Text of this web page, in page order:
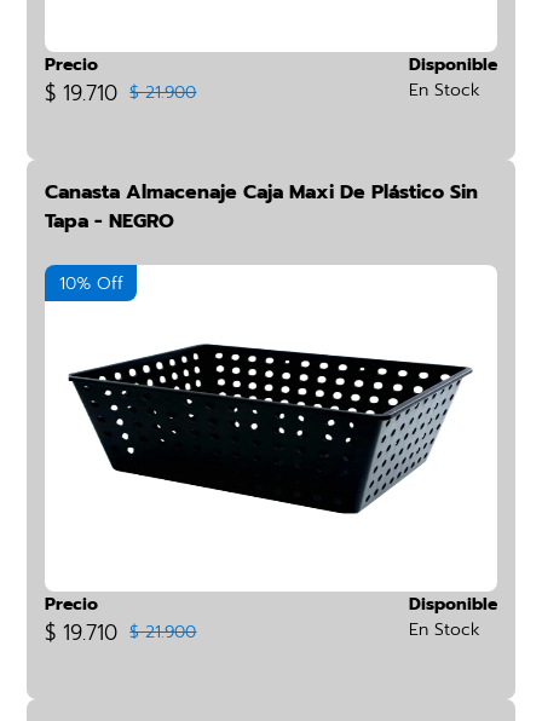
Precio
$ 19.710 $ 21.900
Disponible
En Stock
Canasta Almacenaje Caja Maxi De Plástico Sin
Tapa - NEGRO
10% Off
Precio
$ 19.710 $ 21.900
Disponible
En Stock